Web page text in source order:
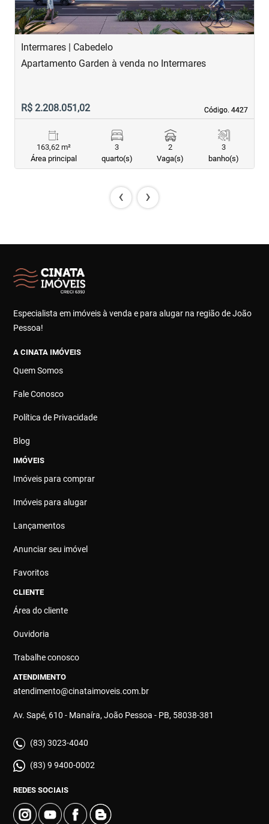
Intermares | Cabedelo
Código. 4427
Código. 4427
Apartamento Garden à venda no Intermares
R$ 2.208.051,02
163,62 m²
Área principal
3
quarto(s)
2
Vaga(s)
3
banho(s)
‹ ›
Especialista em imóveis à venda e para alugar na região de João
Pessoa!
A CINATA IMÓVEIS
Quem Somos
Fale Conosco
Política de Privacidade
Blog
IMÓVEIS
Imóveis para comprar
Imóveis para alugar
Lançamentos
Anunciar seu imóvel
Favoritos
CLIENTE
Área do cliente
Ouvidoria
Trabalhe conosco
ATENDIMENTO
atendimento@cinataimoveis.com.br
Av. Sapé, 610 - Manaíra, João Pessoa - PB, 58038-381
(83) 3023-4040
(83) 9 9400-0002
REDES SOCIAIS